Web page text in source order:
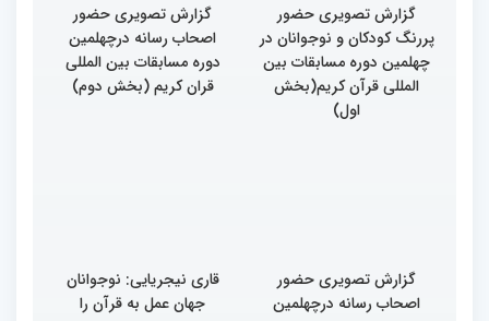
گزارش تصویری حضور
پررنگ کودکان و نوجوانان در
چهلمین دوره مسابقات بین
المللی قرآن کریم(بخش
اول)
گزارش تصویری حضور
اصحاب رسانه درچهلمین
دوره مسابقات بین المللی
قران کریم (بخش دوم)
گزارش تصویری حضور
اصحاب رسانه درچهلمین
قاری نیجریایی: نوجوانان
جهان عمل به قرآن را